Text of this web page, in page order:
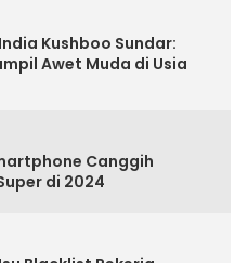
Kushboo Sundar:
Awet Muda di Usia
Canggih
di 2024